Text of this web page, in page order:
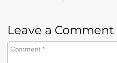
Leave a Comment